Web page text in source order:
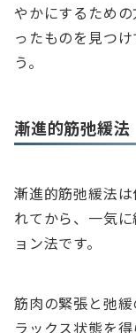
やかにするため
ったものを見つ
う。
漸進的筋弛緩法
漸進的筋弛緩法
れてから、一気
ョン法です。
筋肉の緊張と弛
ラックス状態を